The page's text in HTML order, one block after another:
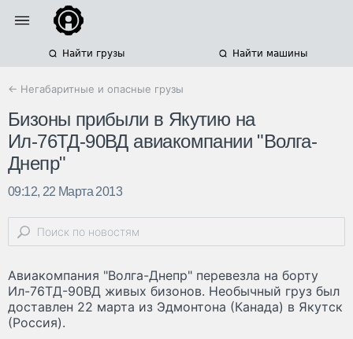
Найти грузы Найти машины
← Негабаритные и опасные грузы
Бизоны прибыли в Якутию на
Ил-76ТД-90ВД авиакомпании "Волга-
Днепр"
09:12, 22 Марта 2013
Авиакомпания "Волга-Днепр" перевезла на борту
Ил-76ТД-90ВД живых бизонов. Необычный груз был
доставлен 22 марта из Эдмонтона (Канада) в Якутск
(Россия).